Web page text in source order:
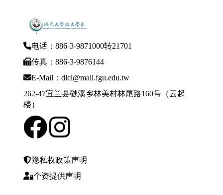
电话：886-3-9871000转21701
传真：886-3-9876144
E-Mail：dlcl@mail.fgu.edu.tw
262-47宜兰县礁溪乡林美村林尾路160号（云起
楼）
隐私权政策声明
个资提供声明